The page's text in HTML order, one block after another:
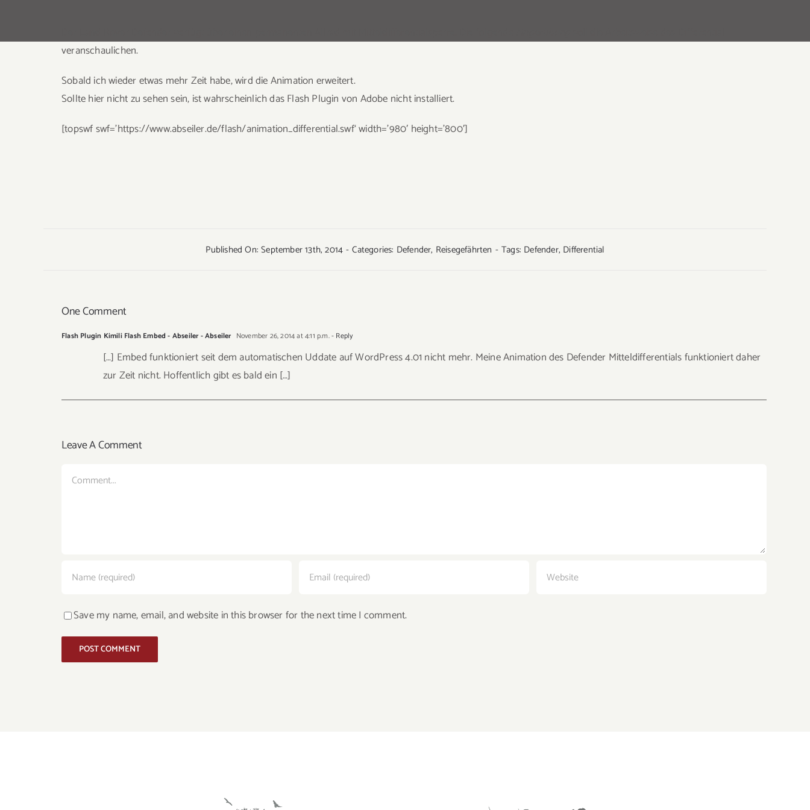
veranschaulichen.
Sobald ich wieder etwas mehr Zeit habe, wird die Animation erweitert.
Sollte hier nicht zu sehen sein, ist wahrscheinlich das Flash Plugin von Adobe nicht installiert.
[topswf swf=’https://www.abseiler.de/flash/animation_differential.swf‘ width=’980′ height=’800′]
Published On: September 13th, 2014 - Categories: Defender, Reisegefährten - Tags: Defender, Differential
One Comment
Flash Plugin Kimili Flash Embed - Abseiler - Abseiler November 26, 2014 at 4:11 p.m.- Reply
[…] Embed funktioniert seit dem automatischen Uddate auf WordPress 4.01 nicht mehr. Meine Animation des Defender Mitteldifferentials funktioniert daher
zur Zeit nicht. Hoffentlich gibt es bald ein […]
Leave A Comment
Comment
Save my name, email, and website in this browser for the next time I comment.